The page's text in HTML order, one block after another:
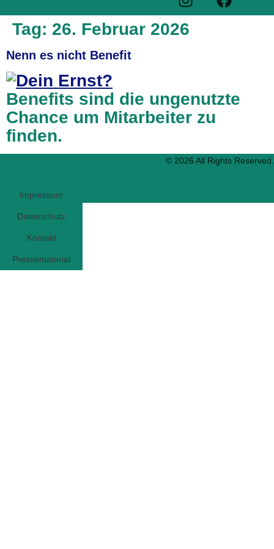
Tag: 26. Februar 2026
Nenn es nicht Benefit
Benefits sind die ungenutzte
Chance um Mitarbeiter zu
finden.
© 2026 All Rights Reserved.
Impressum
Datenschutz
Kontakt
Pressematerial